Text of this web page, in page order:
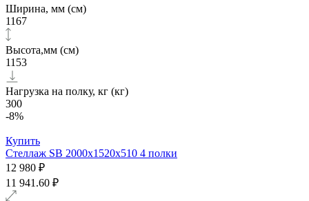
Ширина, мм (см)
1167
Высота,мм (см)
1153
Нагрузка на полку, кг (кг)
300
-8%
Купить
Стеллаж SB 2000x1520x510 4 полки
12 980 ₽
11 941.60 ₽